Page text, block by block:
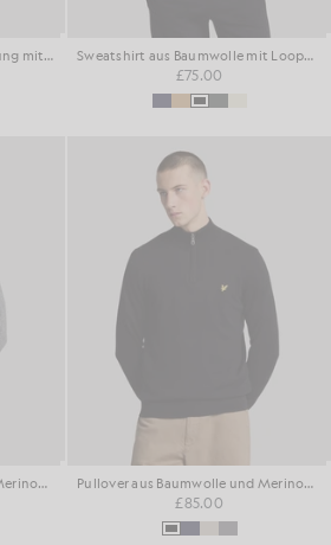
Pullover aus Lammwollmischung mit 1/4-Reißverschluss Sweatshirt aus Baumwolle mit Loopback-Struktur und 1/4-Reißverschluss
£75.00
Pullover aus Baumwolle und Merinowolle mit 1/4-Reißverschluss Pullover aus Baumwolle und Merinowolle mit 1/4-Reißverschluss
£85.00